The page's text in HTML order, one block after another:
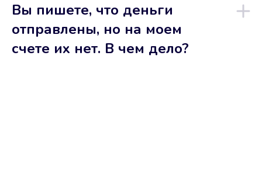
Вы пишете, что деньги
отправлены, но на моем
счете их нет. В чем дело?